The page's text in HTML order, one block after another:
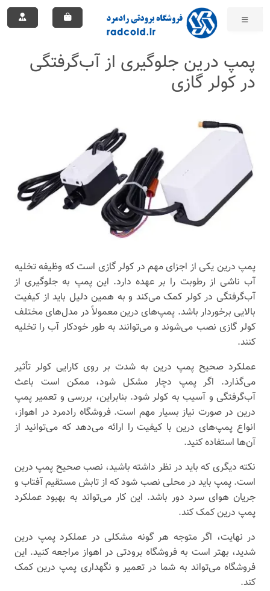
پمپ درین جلوگیری از آب‌گرفتگی
در کولر گازی
پمپ درین یکی از اجزای مهم در کولر گازی است که وظیفه تخلیه
آب ناشی از رطوبت را بر عهده دارد. این پمپ به جلوگیری از
آب‌گرفتگی در کولر کمک می‌کند و به همین دلیل باید از کیفیت
بالایی برخوردار باشد. پمپ‌های درین معمولاً در مدل‌های مختلف
کولر گازی نصب می‌شوند و می‌توانند به طور خودکار آب را تخلیه
کنند.
عملکرد صحیح پمپ درین به شدت بر روی کارایی کولر تأثیر
می‌گذارد. اگر پمپ دچار مشکل شود، ممکن است باعث
آب‌گرفتگی و آسیب به کولر شود. بنابراین، بررسی و تعمیر پمپ
درین در صورت نیاز بسیار مهم است. فروشگاه رادمرد در اهواز،
انواع پمپ‌های درین با کیفیت را ارائه می‌دهد که می‌توانید از
آن‌ها استفاده کنید.
نکته دیگری که باید در نظر داشته باشید، نصب صحیح پمپ درین
است. پمپ باید در محلی نصب شود که از تابش مستقیم آفتاب و
جریان هوای سرد دور باشد. این کار می‌تواند به بهبود عملکرد
پمپ درین کمک کند.
در نهایت، اگر متوجه هر گونه مشکلی در عملکرد پمپ درین
شدید، بهتر است به فروشگاه برودتی در اهواز مراجعه کنید. این
فروشگاه می‌تواند به شما در تعمیر و نگهداری پمپ درین کمک
کند.